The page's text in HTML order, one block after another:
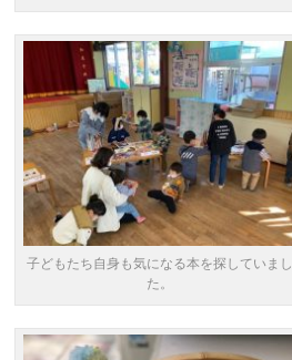
子どもたち自身も気になる本を探していまし
た。